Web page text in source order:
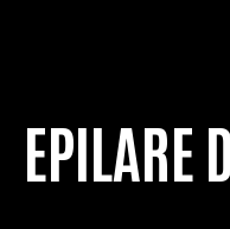
EPILARE